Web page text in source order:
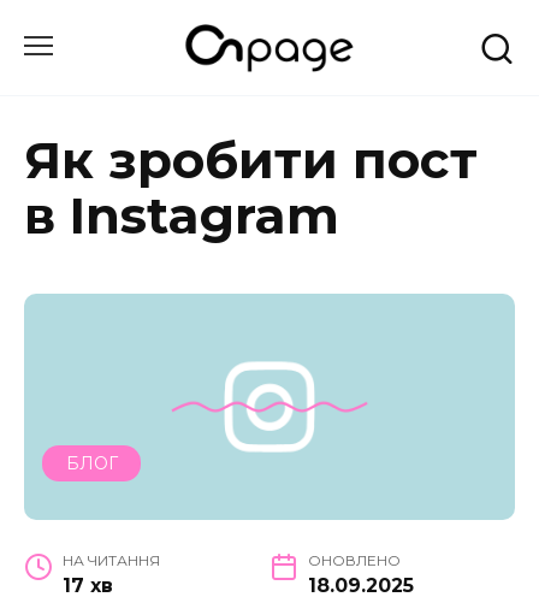
до
Як зробити пост
в Instagram
БЛОГ
НА ЧИТАННЯ
17 хв
ОНОВЛЕНО
18.09.2025